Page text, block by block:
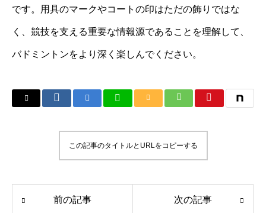
です。用具のマークやコートの印はただの飾りではな
く、競技を支える重要な情報源であることを理解して、
バドミントンをより深く楽しんでください。
この記事のタイトルとURLをコピーする
前の記事 次の記事